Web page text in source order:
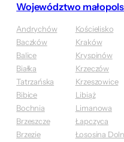
Województwo
Andrychów
Baczków
Balice
Białka
Tatrzańska
Bibice
Bochnia
Brzeszcze
Brzezie
Kościelisko
Kraków
Kryspinów
Krzeczów
Krzeszowice
Libiąż
Limanowa
Łapczyca
Łososina